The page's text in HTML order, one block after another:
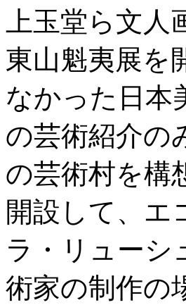
上玉堂ら文
東山魁夷展を
なかった日本
の芸術紹介の
の芸術村を構
開設して、エ
ラ・リューシ
術家の制作の